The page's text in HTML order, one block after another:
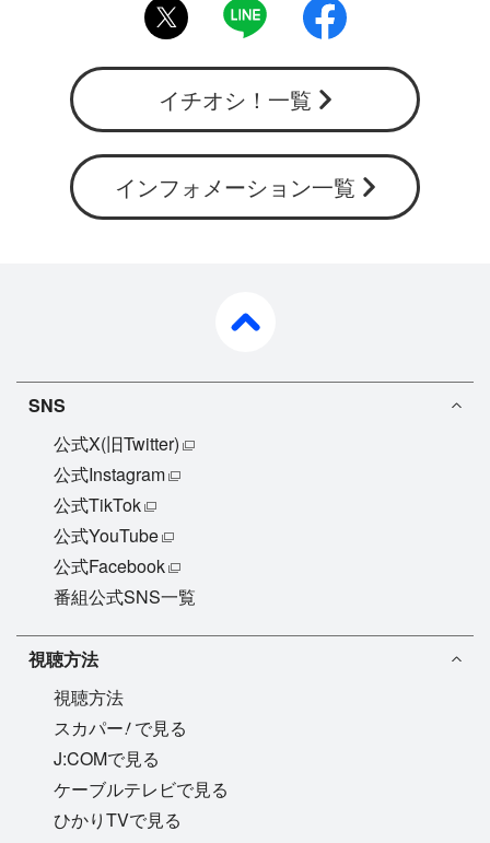
イチオシ！一覧
インフォメーション一覧
SNS
公式X(旧Twitter)
公式Instagram
公式TikTok
公式YouTube
公式Facebook
番組公式SNS一覧
視聴方法
視聴方法
スカパー!で見る
J:COMで見る
ケーブルテレビで見る
ひかりTVで見る